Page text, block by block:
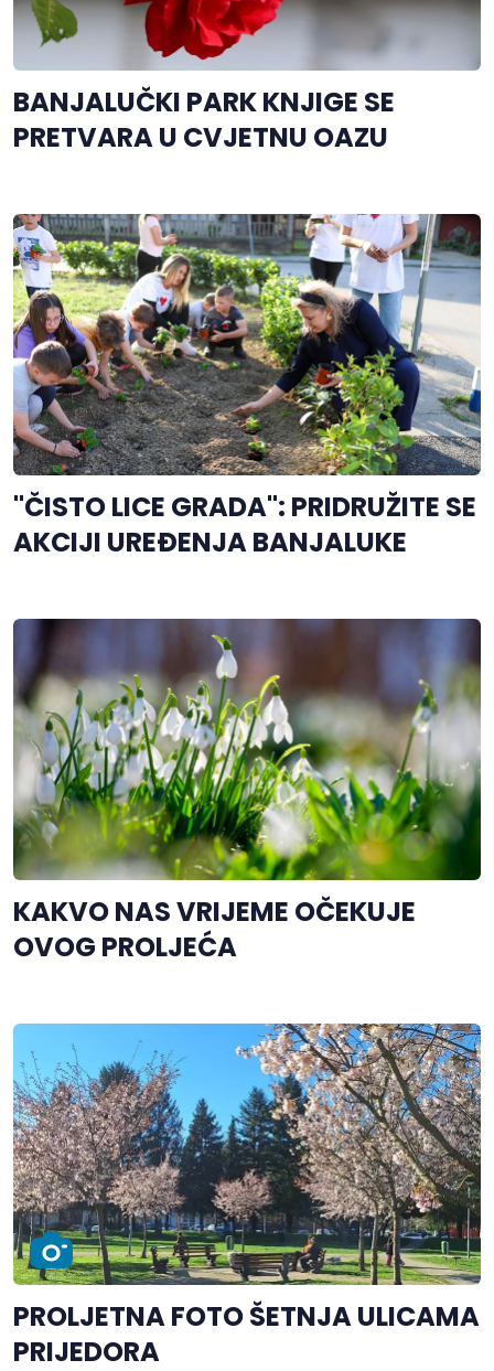
BANJALUČKI PARK KNJIGE SE
PRETVARA U CVJETNU OAZU
"ČISTO LICE GRADA": PRIDRUŽITE SE
AKCIJI UREĐENJA BANJALUKE
KAKVO NAS VRIJEME OČEKUJE
OVOG PROLJEĆA
PROLJETNA FOTO ŠETNJA ULICAMA
PRIJEDORA